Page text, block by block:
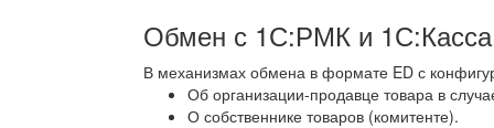
Обмен с 1С:РМК и 1С:Касса
В механизмах обмена в формате ED с
Об организации-продавце товара в
О собственнике товаров (комитенте).